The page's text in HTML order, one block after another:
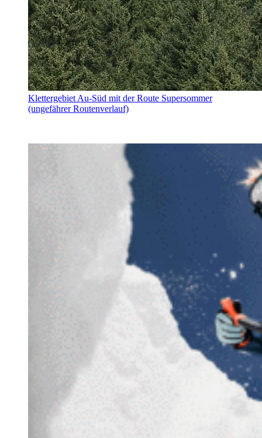
Klettergebiet Au-Süd mit der Route Supersommer
(ungefährer Routenverlauf)